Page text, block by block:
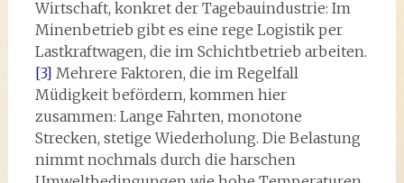
Wirtschaft, konkret der Tagebauindustrie: Im
Minenbetrieb gibt es eine rege Logistik per
Lastkraftwagen, die im Schichtbetrieb arbeiten.
[3] Mehrere Faktoren, die im Regelfall
Müdigkeit befördern, kommen hier
zusammen: Lange Fahrten, monotone
Strecken, stetige Wiederholung. Die Belastung
nimmt nochmals durch die harschen